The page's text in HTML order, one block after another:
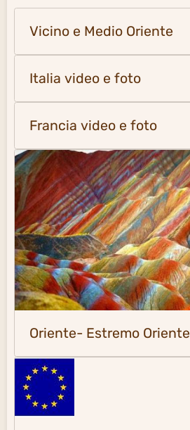
Vicino e Medio Oriente
Italia video e foto
Francia video e foto
Oriente- Estremo Oriente